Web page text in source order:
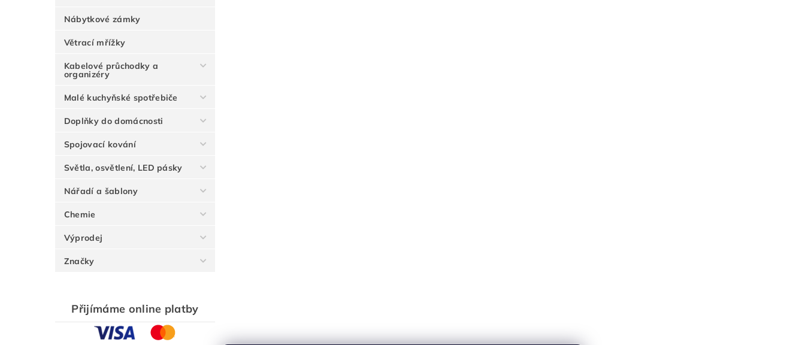
Nábytkové zámky
Větrací mřížky
Kabelové průchodky a
organizéry
Malé kuchyňské spotřebiče
Doplňky do domácnosti
Spojovací kování
Světla, osvětlení, LED pásky
Nářadí a šablony
Chemie
Výprodej
Značky
Přijímáme online platby